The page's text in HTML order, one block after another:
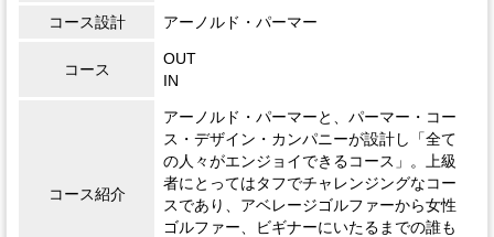
コース設計 アーノルド・パーマー
コース
OUT
IN
コース紹介
アーノルド・パーマーと、パーマー・コー
ス・デザイン・カンパニーが設計し「全て
の人々がエンジョイできるコース」。上級
者にとってはタフでチャレンジングなコー
スであり、アベレージゴルファーから女性
ゴルファー、ビギナーにいたるまでの誰も